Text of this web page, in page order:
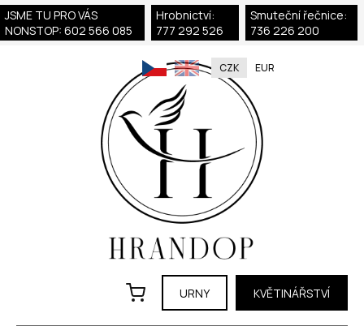
JSME TU PRO VÁS
NONSTOP: 602 566 085
Hrobnictví:
777 292 526
Smuteční řečnice:
736 226 200
URNY KVĚTINÁŘSTVÍ
CZK EUR